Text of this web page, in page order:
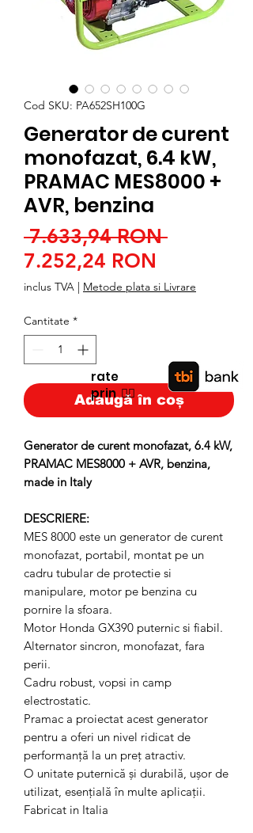
Cod SKU: PA652SH100G
Generator de curent
monofazat, 6.4 kW,
PRAMAC MES8000 +
AVR, benzina
7.633,94 RON Preț
7.252,24 RON
redus
inclus TVA | Metode plata si Livrare
Cantitate *
Adaugă în coș
Generator de curent monofazat, 6.4 kW,
PRAMAC MES8000 + AVR, benzina,
made in Italy
DESCRIERE:
MES 8000 este un generator de curent
monofazat, portabil, montat pe un
cadru tubular de protectie si
manipulare, motor pe benzina cu
pornire la sfoara.
Motor Honda GX390 puternic si fiabil.
Alternator sincron, monofazat, fara
perii.
Cadru robust, vopsi in camp
electrostatic.
Pramac a proiectat acest generator
pentru a oferi un nivel ridicat de
performanță la un preț atractiv.
O unitate puternică și durabilă, ușor de
utilizat, esențială în multe aplicații.
Fabricat in Italia
rate
prin👉🏿